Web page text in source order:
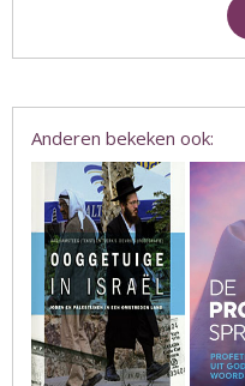
Anderen bekeken ook: